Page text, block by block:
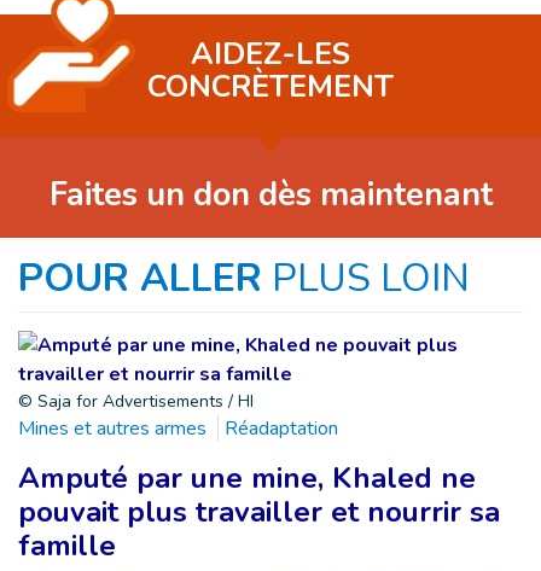
AIDEZ-LES
CONCRÈTEMENT
Faites un don dès maintenant
POUR ALLER PLUS LOIN
© Saja for Advertisements / HI
Mines et autres armes Réadaptation
Amputé par une mine, Khaled ne
pouvait plus travailler et nourrir sa
famille